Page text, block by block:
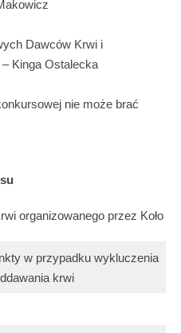
Dawców Krwi i
Kinga Ostalecka
nie może brać
organizowanego przez Koło
w przypadku wykluczenia
krwi